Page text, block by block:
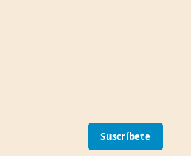
Suscríbete